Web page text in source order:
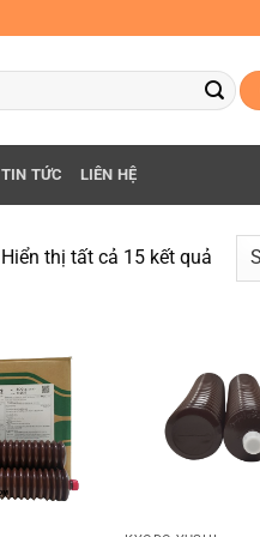
TIN TỨC LIÊN HỆ
Hiển thị tất cả 15 kết quả